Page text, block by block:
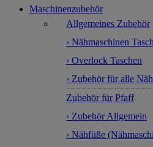
Maschinenzubehör
Allgemeines Zubehör
› Nähmaschinen
› Overlock Taschen
› Zubehör für alle
Zubehör für Pfaff
› Zubehör Allgemein
› Nähfüße